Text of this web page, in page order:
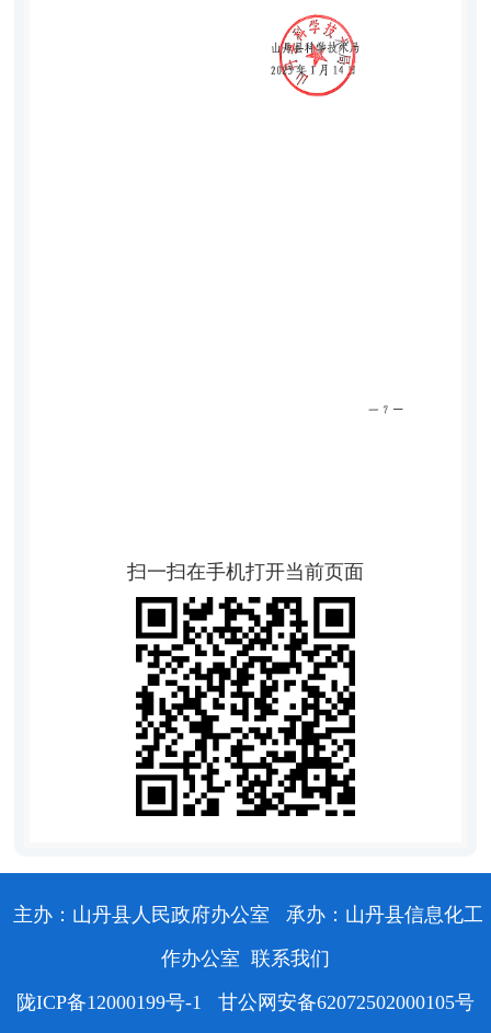
扫一扫在手机打开当前页面
主办：山丹县人民政府办公室
承办：山丹县信息化工
作办公室 联系我们
陇ICP备12000199号-1
甘公网安备62072502000105号